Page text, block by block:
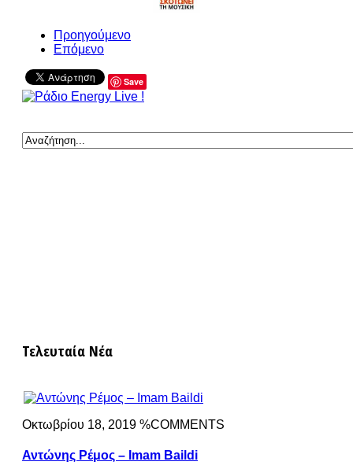
Προηγούμενο
Επόμενο
Save
Τελευταία Νέα
Οκτωβρίου 18, 2019 %COMMENTS
Αντώνης Ρέμος – Imam Baildi